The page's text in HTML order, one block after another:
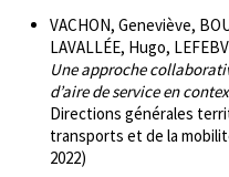
VACHON, Geneviève,
LAVALLÉE, Hugo,
Une approche
d’aire de service en
Directions générales
transports et de la
2022)